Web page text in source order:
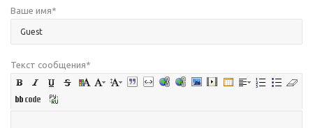
Ваше имя*
Текст сообщения*